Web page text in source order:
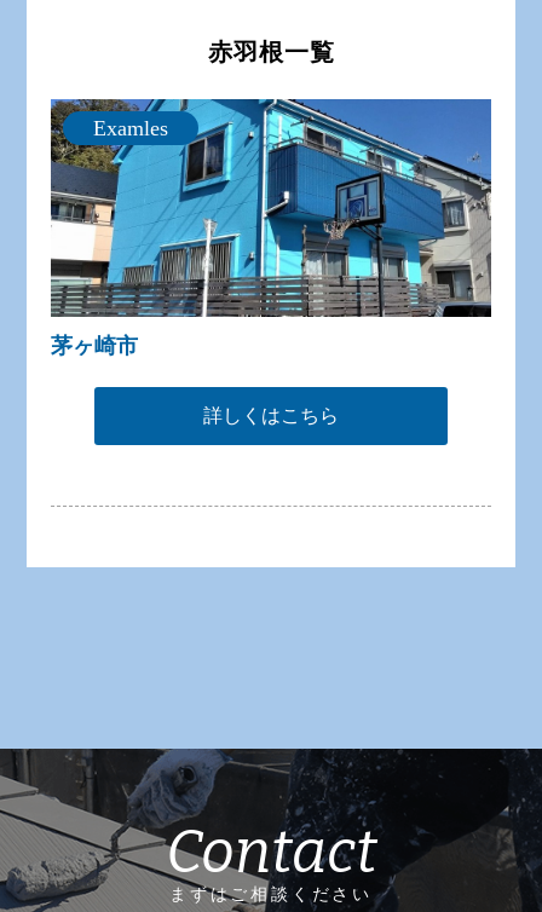
赤羽根一覧
Examles
茅ヶ崎市
詳しくはこちら
Contact
まずはご相談ください